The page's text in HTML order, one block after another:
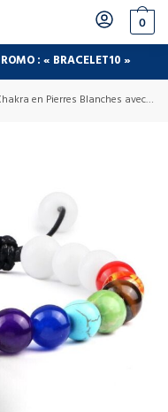
0
: « BRACELET10 »
Pierres Blanches avec Symbole Aum Argenté Réglable